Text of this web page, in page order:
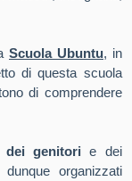
Scuola Ubuntu, in
di questa scuola
di comprendere
dei genitori e dei
organizzati